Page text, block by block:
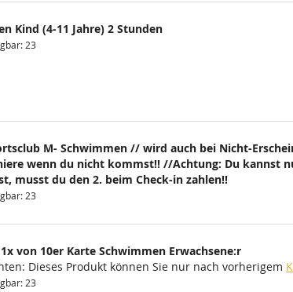
Kind (4-11 Jahre) 2 Stunden
23
M- Schwimmen // wird auch bei Nicht-
wenn du nicht kommst!! //Achtung: Du kannst
musst du den 2. beim Check-in zahlen!!
23
von 10er Karte Schwimmen Erwachsene:r
Dieses Produkt können Sie nur nach vorherigem
23